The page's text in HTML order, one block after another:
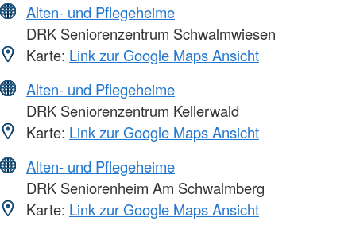
Alten- und Pflegeheime
DRK Seniorenzentrum Schwalmwiesen
Karte: Link zur Google Maps Ansicht
Alten- und Pflegeheime
DRK Seniorenzentrum Kellerwald
Karte: Link zur Google Maps Ansicht
Alten- und Pflegeheime
DRK Seniorenheim Am Schwalmberg
Karte: Link zur Google Maps Ansicht